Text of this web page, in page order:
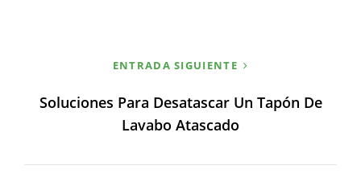
ENTRADA SIGUIENTE
Soluciones Para Desatascar Un Tapón De
Lavabo Atascado